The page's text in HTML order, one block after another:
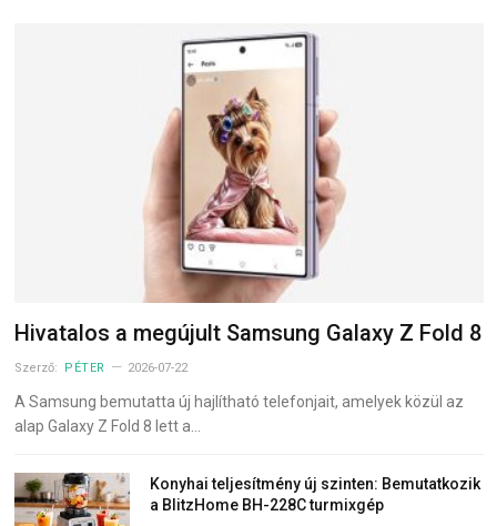
Hivatalos a megújult Samsung Galaxy Z Fold 8
Szerző: PÉTER 2026-07-22
A Samsung bemutatta új hajlítható telefonjait, amelyek közül az
alap Galaxy Z Fold 8 lett a…
Konyhai teljesítmény új szinten: Bemutatkozik
a BlitzHome BH-228C turmixgép